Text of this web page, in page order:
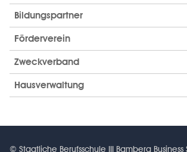
Bildungspartner
Förderverein
Zweckverband
Hausverwaltung
© Staatliche Berufsschule III Bamberg Business